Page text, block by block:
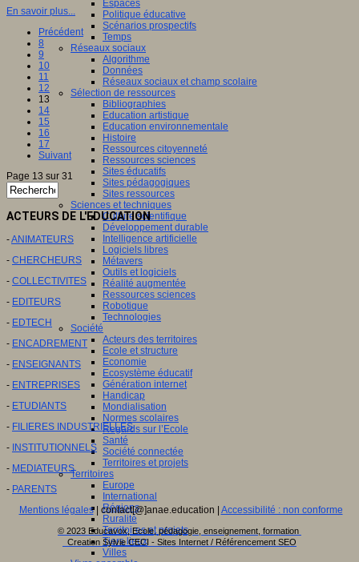
Espaces
Politique éducative
Scénarios prospectifs
Temps
Réseaux sociaux
Algorithme
Données
Réseaux sociaux et champ scolaire
Sélection de ressources
Bibliographies
Education artistique
Education environnementale
Histoire
Ressources citoyenneté
Ressources sciences
Sites éducatifs
Sites pédagogiques
Sites ressources
Sciences et techniques
Culture scientifique
Développement durable
Intelligence artificielle
Logiciels libres
Métavers
Outils et logiciels
Réalité augmentée
Ressources sciences
Robotique
Technologies
Société
Acteurs des territoires
Ecole et structure
Economie
Ecosystème éducatif
Génération internet
Handicap
Mondialisation
Normes scolaires
Regards sur l’Ecole
Santé
Société connectée
Territoires et projets
Territoires
Europe
International
Régions
Ruralité
Territoires et projets
Tiers lieux
Villes
En savoir plus...
Précédent
8
9
10
11
12
13
14
15
16
17
Suivant
Page 13 sur 31
ACTEURS DE L'EDUCATION
-ANIMATEURS
- CHERCHEURS
- COLLECTIVITES
- EDITEURS
- EDTECH
- ENCADREMENT
- ENSEIGNANTS
- ENTREPRISES
- ETUDIANTS
- FILIERES INDUSTRIELLES
- INSTITUTIONNELS
- MEDIATEURS
- PARENTS
Mentions légales| contact[@]anae.education | Accessibilité : non conforme
© 2023 Educavox, Ecole, pédagogie, enseignement, formation
Creation Sylvie CECI - Sites Internet / Référencement SEO